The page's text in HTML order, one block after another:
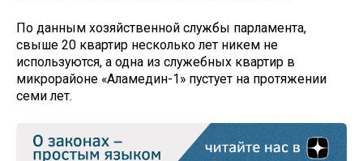
По данным хозяйственной службы парламента,
свыше 20 квартир несколько лет никем не
используются, а одна из служебных квартир в
микрорайоне «Аламедин-1» пустует на протяжении
семи лет.